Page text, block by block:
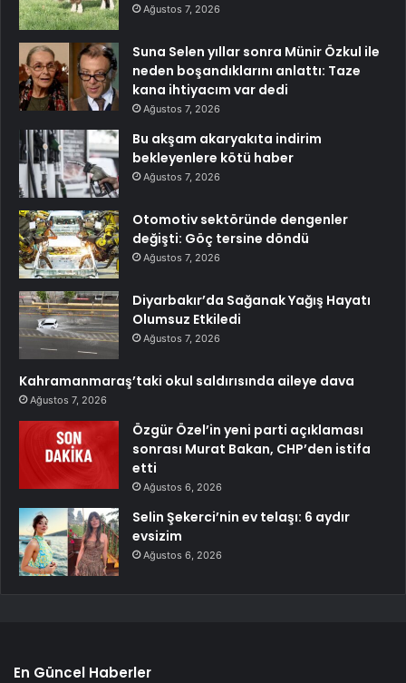
Ağustos 7, 2026
Suna Selen yıllar sonra Münir Özkul ile
neden boşandıklarını anlattı: Taze
kana ihtiyacım var dedi
Ağustos 7, 2026
Bu akşam akaryakıta indirim
bekleyenlere kötü haber
Ağustos 7, 2026
Otomotiv sektöründe dengenler
değişti: Göç tersine döndü
Ağustos 7, 2026
Diyarbakır’da Sağanak Yağış Hayatı
Olumsuz Etkiledi
Ağustos 7, 2026
Kahramanmaraş’taki okul saldırısında aileye dava
Ağustos 7, 2026
Özgür Özel’in yeni parti açıklaması
sonrası Murat Bakan, CHP’den istifa
etti
Ağustos 6, 2026
Selin Şekerci’nin ev telaşı: 6 aydır
evsizim
Ağustos 6, 2026
En Güncel Haberler